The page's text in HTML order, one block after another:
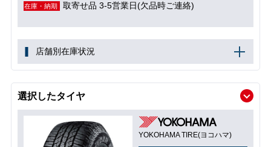
在庫・納期 取寄せ品 3-5営業日(欠品時ご連絡)
店舗別在庫状況
選択したタイヤ
YOKOHAMA TIRE(ヨコハマ)